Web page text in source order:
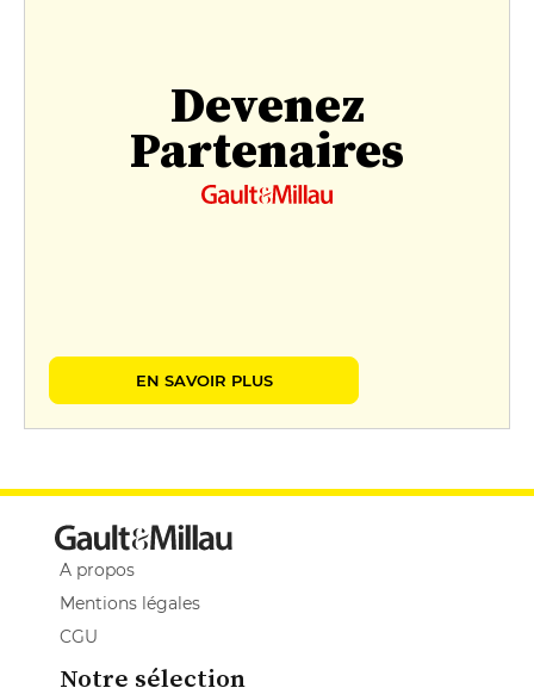
Devenez
Partenaires
EN SAVOIR PLUS
A propos
Mentions légales
CGU
Notre sélection